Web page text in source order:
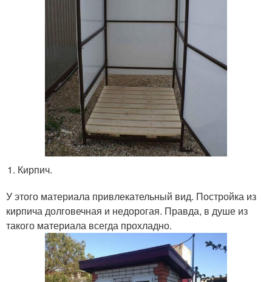
Кирпич.
У этого материала привлекательный вид. Постройка из
кирпича долговечная и недорогая. Правда, в душе из
такого материала всегда прохладно.